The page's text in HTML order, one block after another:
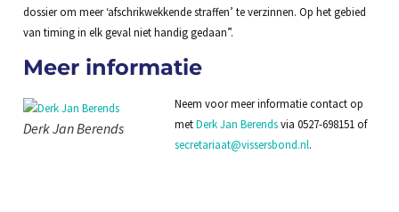
dossier om meer ‘afschrikwekkende straffen’ te verzinnen. Op het gebied
van timing in elk geval niet handig gedaan”.
Meer informatie
Derk Jan Berends
Neem voor meer informatie contact op
metDerk Jan Berendsvia 0527-698151 of
secretariaat@vissersbond.nl.